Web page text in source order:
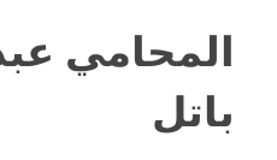
المحامي
باتل